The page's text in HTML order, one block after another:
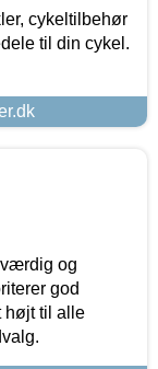
cykeltilbehør
til din cykel.
og
god
højt til alle